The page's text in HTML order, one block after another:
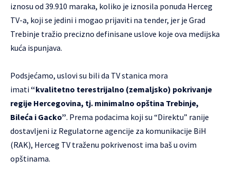
iznosu od 39.910 maraka, koliko je iznosila ponuda Herceg
TV-a, koji se jedini i mogao prijaviti na tender, jer je Grad
Trebinje tražio precizno definisane uslove koje ova medijska
kuća ispunjava.
Podsjećamo, uslovi su bili da TV stanica mora
imati“kvalitetno terestrijalno (zemaljsko) pokrivanje
regije Hercegovina, tj. minimalno opština Trebinje,
Bileća i Gacko”. Prema podacima koji su “Direktu” ranije
dostavljeni iz Regulatorne agencije za komunikacije BiH
(RAK), Herceg TV traženu pokrivenost ima baš u ovim
opštinama.